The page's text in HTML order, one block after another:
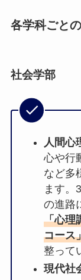
各学科ごと
社会学部
人間心
心や行
など多
ます。
の進路
「心理
コース
整って
現代社